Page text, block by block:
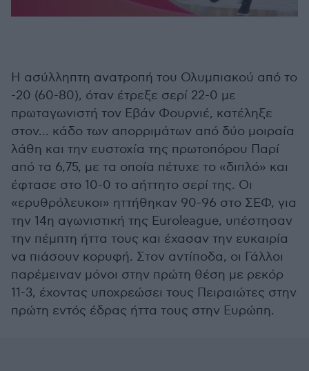
H ασύλληπτη ανατροπή του Ολυμπιακού από το
-20 (60-80), όταν έτρεξε σερί 22-0 με
πρωταγωνιστή τον Εβάν Φουρνιέ, κατέληξε
στον... κάδο των απορριμάτων από δύο μοιραία
λάθη και την ευστοχία της πρωτοπόρου Παρί
από τα 6,75, με τα οποία πέτυχε το «διπλό» και
έφτασε στο 10-0 το αήττητο σερί της. Οι
«ερυθρόλευκοι» ηττήθηκαν 90-96 στο ΣΕΦ, για
την 14η αγωνιστική της Euroleague, υπέστησαν
την πέμπτη ήττα τους και έχασαν την ευκαιρία
να πιάσουν κορυφή. Στον αντίποδα, οι Γάλλοι
παρέμειναν μόνοι στην πρώτη θέση με ρεκόρ
11-3, έχοντας υποχρεώσει τους Πειραιώτες στην
πρώτη εντός έδρας ήττα τους στην Ευρώπη.